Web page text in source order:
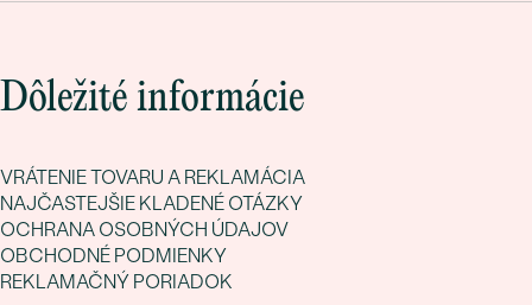
Dôležité informácie
VRÁTENIE TOVARU A REKLAMÁCIA
NAJČASTEJŠIE KLADENÉ OTÁZKY
OCHRANA OSOBNÝCH ÚDAJOV
OBCHODNÉ PODMIENKY
REKLAMAČNÝ PORIADOK